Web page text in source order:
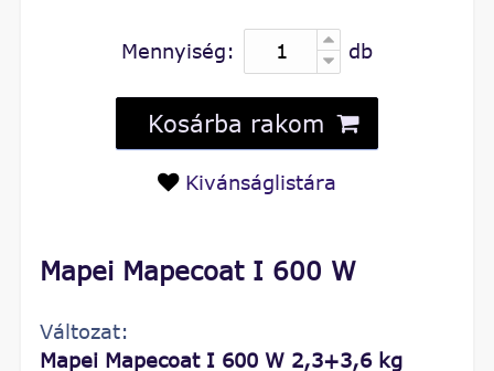
Mapei Mapecoat I 600 W
Változat:
Mapei Mapecoat I 600 W 2,3+3,6 kg
Mennyiség: db
Kosárba rakom
Kivánságlistára